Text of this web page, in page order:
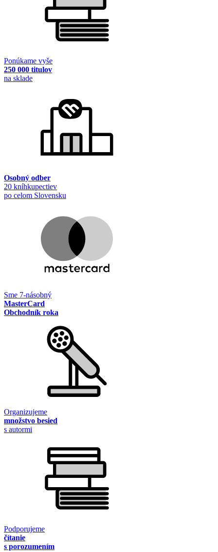
Ponúkame vyše
250 000 titulov
na sklade
Osobný odber
20 kníhkupectiev
po celom Slovensku
Sme 7-násobný
MasterCard
Obchodník roka
Organizujeme
množstvo besied
s autormi
Podporujeme
čítanie
s porozumením